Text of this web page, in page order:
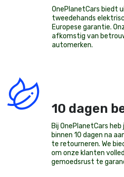
OnePlanetCars biedt
tweedehands
Europese garantie.
afkomstig van
automerken.
10 dagen
Bij OnePlanetCars
binnen 10 dagen na
te retourneren. We
om onze klanten
gemoedsrust te